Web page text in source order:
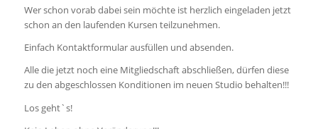
Wer schon vorab dabei sein möchte ist herzlich eingeladen jetzt
schon an den laufenden Kursen teilzunehmen.
Einfach Kontaktformular ausfüllen und absenden.
Alle die jetzt noch eine Mitgliedschaft abschließen, dürfen diese
zu den abgeschlossen Konditionen im neuen Studio behalten!!!
Los geht`s!